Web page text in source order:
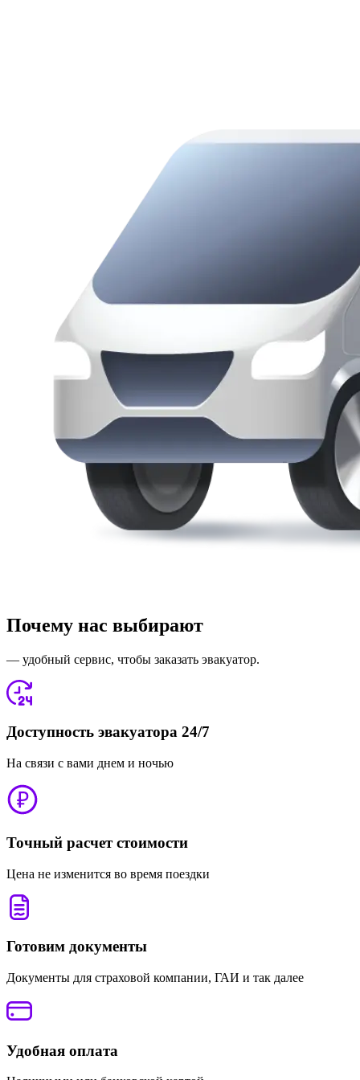
Почему нас выбирают
— удобный сервис, чтобы заказать эвакуатор.
Доступность эвакуатора 24/7
На связи с вами днем и ночью
Точный расчет стоимости
Цена не изменится во время поездки
Готовим документы
Документы для страховой компании, ГАИ и так далее
Удобная оплата